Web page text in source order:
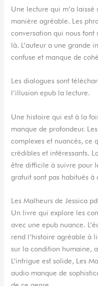
Une lecture qui m’a
manière agréable. Les
conversation qui nous font
là. L’auteur a une grande
confuse et manque de
Les dialogues sont
l’illusion epub la lecture.
Une histoire qui est à la
manque de profondeur.
complexes et nuancés, ce
crédibles et intéressants.
être difficile à suivre pour
gratuit sont pas habitués à
Les Malheurs de Jessica
Un livre qui explore les
avec une epub nuance.
rend l’histoire agréable à
sur la condition humaine,
L’intrigue est solide, Les
audio manque de